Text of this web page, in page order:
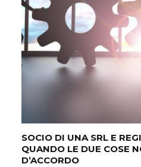
SOCIO DI UNA SRL E
QUANDO LE DUE COSE
D’ACCORDO